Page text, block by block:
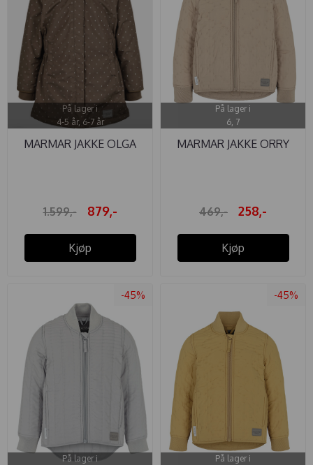
På lager i
4-5 år, 6-7 år
MARMAR JAKKE OLGA
1.599,- 879,-
Kjøp
På lager i
6, 7
MARMAR JAKKE ORRY
469,- 258,-
Kjøp
-45%
På lager i
-45%
På lager i